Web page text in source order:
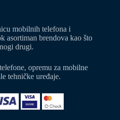
mobilnih telefona i
asortiman brendova kao što
drugi.
opremu za mobilne
tehničke uređaje.